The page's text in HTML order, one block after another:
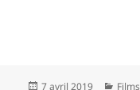
Publié
7 avril 2019 Films